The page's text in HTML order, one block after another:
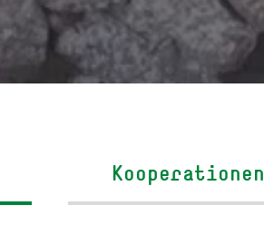
Ko­ope­ra­ti­onen